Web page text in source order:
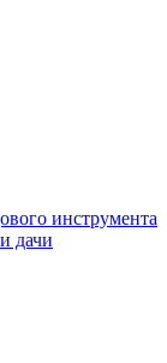
инструмента
дачи